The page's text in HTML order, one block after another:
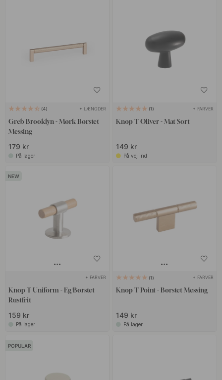
4 + LÆNGDER
Greb Brooklyn - Mørk Børstet
Messing
179 kr
På lager
1 + FARVER
Knop T Oliver - Mat Sort
149 kr
På vej ind
+ FARVER
Knop T Uniform - Eg/Børstet
Rustfrit
159 kr
På lager
1 + FARVER
Knop T Point - Børstet Messing
149 kr
På lager
POPULAR